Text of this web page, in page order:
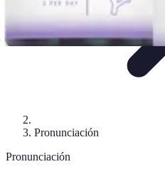
Pronunciación
Pronunciación